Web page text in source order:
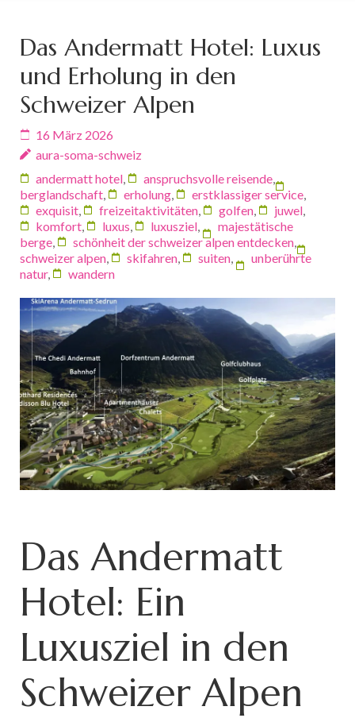
Das Andermatt Hotel: Luxus
und Erholung in den
Schweizer Alpen
16 März 2026
aura-soma-schweiz
andermatt hotel
anspruchsvolle reisende
berglandschaft
erholung erstklassiger service
exquisit
freizeitaktivitäten golfen juwel
komfort
luxus luxusziel
majestätische
berge
schönheit der schweizer alpen entdecken
schweizer alpen
skifahren suiten
unberührte
natur, wandern
Das Andermatt
Hotel: Ein
Luxusziel in den
Schweizer Alpen